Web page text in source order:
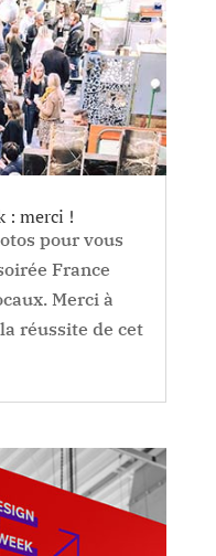
: merci !
pour vous
France
Merci à
réussite de cet